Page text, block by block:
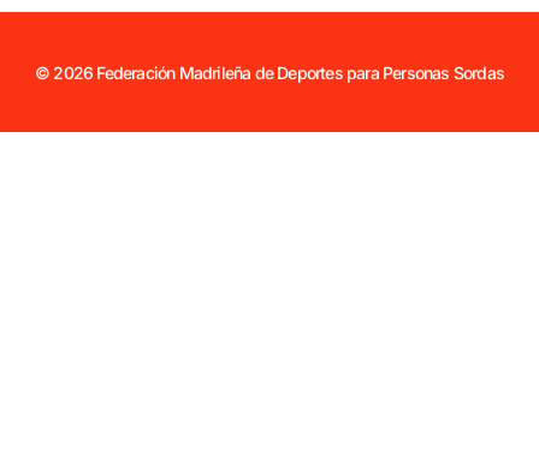
© 2026 Federación Madrileña de Deportes para Personas Sordas